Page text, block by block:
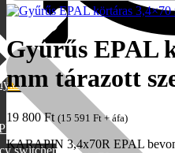
MAX
switcher
Gyűrűs EPAL
mm tárazott
19 800Ft (15 591 Ft + áfa)
KARAPIN 3,4x70R EPAL